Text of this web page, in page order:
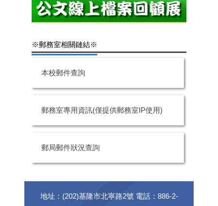
※郵務室相關鏈結※
本校郵件查詢
郵務室專用資訊(僅提供郵務室IP使用)
郵局郵件狀況查詢
地址：(202)基隆市北寧路2號 電話：886-2-